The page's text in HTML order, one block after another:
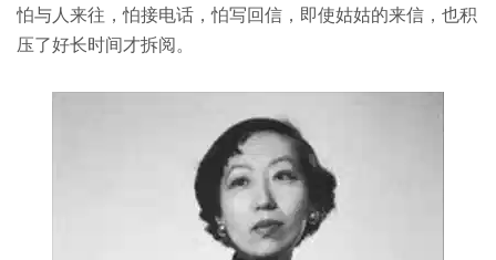
怕与人来往，怕接电话，怕写回信，即使姑姑的来信，也积
压了好长时间才拆阅。